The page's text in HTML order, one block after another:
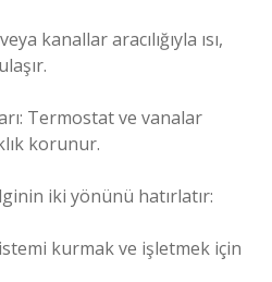
kanallar aracılığıyla ısı,
Termostat ve vanalar
korunur.
iki yönünü hatırlatır:
kurmak ve işletmek için